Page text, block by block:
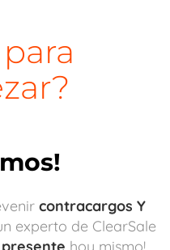
contracargos Y
experto de ClearSale
hoy mismo!